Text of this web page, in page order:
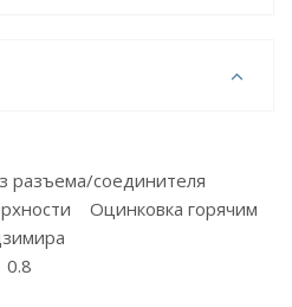
соединителя
Оцинковка горячим